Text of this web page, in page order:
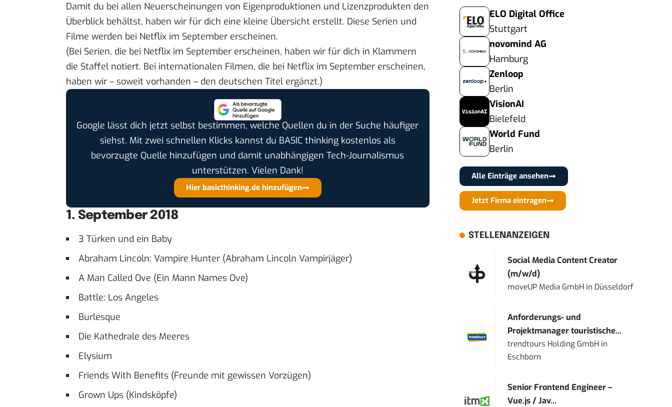
Damit du bei allen Neuerscheinungen von Eigenproduktionen und Lizenzprodukten den
Überblick behältst, haben wir für dich eine kleine Übersicht erstellt. Diese Serien und
Filme werden bei Netflix im September erscheinen.
(Bei Serien, die bei Netflix im September erscheinen, haben wir für dich in Klammern
die Staffel notiert. Bei internationalen Filmen, die bei Netflix im September erscheinen,
haben wir – soweit vorhanden – den deutschen Titel ergänzt.)
Google lässt dich jetzt selbst bestimmen, welche Quellen du in der Suche häufiger
siehst. Mit zwei schnellen Klicks kannst du BASIC thinking kostenlos als
bevorzugte Quelle hinzufügen und damit unabhängigen Tech-Journalismus
unterstützen. Vielen Dank!
Hier basicthinking.de hinzufügen
1. September 2018
3 Türken und ein Baby
Abraham Lincoln: Vampire Hunter (Abraham Lincoln Vampirjäger)
A Man Called Ove (Ein Mann Names Ove)
Battle: Los Angeles
Burlesque
Die Kathedrale des Meeres
Elysium
Friends With Benefits (Freunde mit gewissen Vorzügen)
Grown Ups (Kindsköpfe)
ELO Digital Office
Stuttgart
novomind AG
Hamburg
Zenloop
Berlin
VisionAI
Bielefeld
World Fund
Berlin
Alle Einträge ansehen
Jetzt Firma eintragen
STELLENANZEIGEN
Social Media Content Creator
(m/w/d)
moveUP Media GmbH in Düsseldorf
Anforderungs- und
Projektmanager touristische...
trendtours Holding GmbH in
Eschborn
Senior Frontend Engineer –
Vue.js / Jav...